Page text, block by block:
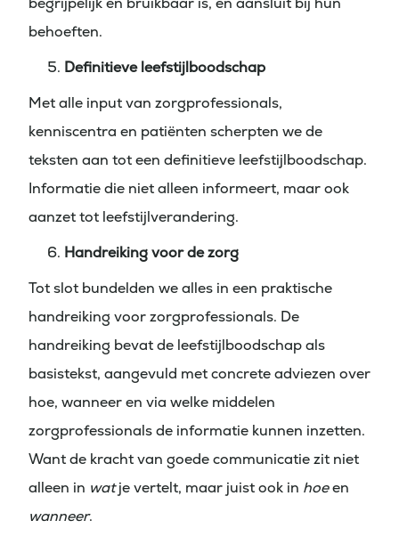
begrijpelijk en bruikbaar is, en aansluit bij hun
behoeften.
Definitieve leefstijlboodschap
Met alle input van zorgprofessionals,
kenniscentra en patiënten scherpten we de
teksten aan tot een definitieve leefstijlboodschap.
Informatie die niet alleen informeert, maar ook
aanzet tot leefstijlverandering.
Handreiking voor de zorg
Tot slot bundelden we alles in een praktische
handreiking voor zorgprofessionals. De
handreiking bevat de leefstijlboodschap als
basistekst, aangevuld met concrete adviezen over
hoe, wanneer en via welke middelen
zorgprofessionals de informatie kunnen inzetten.
Want de kracht van goede communicatie zit niet
alleen in watje vertelt, maar juist ook in hoeen
wanneer.